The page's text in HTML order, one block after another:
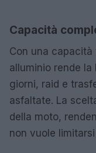
Capacità
Con una
alluminio rende
giorni, raid e
asfaltate. La
della moto,
non vuole